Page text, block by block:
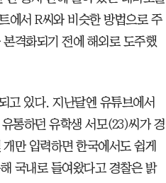
에서 R씨와 비슷한 방법으로 주
격화되기 전에 해외로 도주했
고 있다. 지난달엔 유튜브에서
통하던 유학생 서모(23)씨가 경
만 입력하면 한국에서도 쉽게
국내로 들여왔다고 경찰은 밝